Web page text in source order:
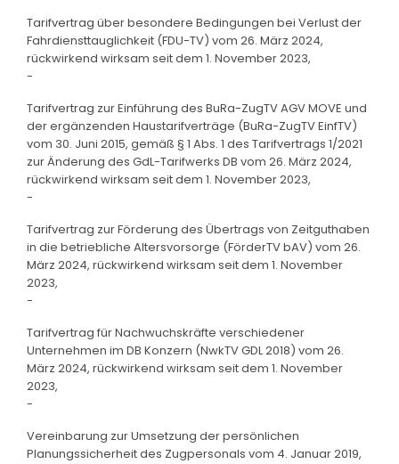
Tarifvertrag über besondere Bedingungen bei Verlust der
Fahrdiensttauglichkeit (FDU-TV) vom 26. März 2024,
rückwirkend wirksam seit dem 1. November 2023,
-
Tarifvertrag zur Einführung des BuRa-ZugTV AGV MOVE und
der ergänzenden Haustarifverträge (BuRa-ZugTV EinfTV)
vom 30. Juni 2015, gemäß § 1 Abs. 1 des Tarifvertrags 1/2021
zur Änderung des GdL-Tarifwerks DB vom 26. März 2024,
rückwirkend wirksam seit dem 1. November 2023,
-
Tarifvertrag zur Förderung des Übertrags von Zeitguthaben
in die betriebliche Altersvorsorge (FörderTV bAV) vom 26.
März 2024, rückwirkend wirksam seit dem 1. November
2023,
-
Tarifvertrag für Nachwuchskräfte verschiedener
Unternehmen im DB Konzern (NwkTV GDL 2018) vom 26.
März 2024, rückwirkend wirksam seit dem 1. November
2023,
-
Vereinbarung zur Umsetzung der persönlichen
Planungssicherheit des Zugpersonals vom 4. Januar 2019,